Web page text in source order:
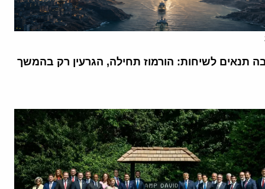
תנאים לשיחות: הורמוז תחילה, הגרעין רק בהמשך